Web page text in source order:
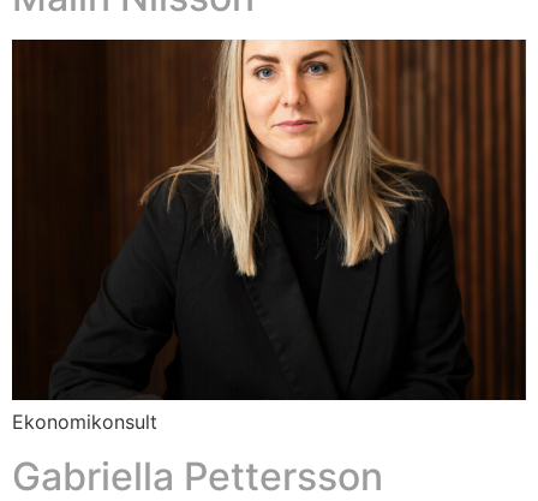
Ekonomikonsult
Gabriella Pettersson